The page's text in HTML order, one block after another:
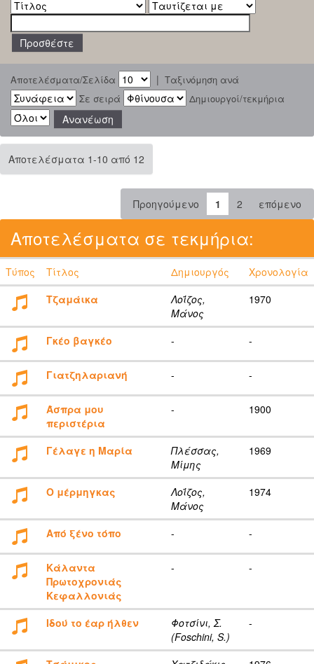
Αποτελέσματα/Σελίδα | Ταξινόμηση ανά
Σε σειρά
Δημιουργοί/τεκμήρια
Αποτελέσματα 1-10 από 12
Προηγούμενο 1 2 επόμενο
Αποτελέσματα σε τεκμήρια:
Τύπος Τίτλος Δημιουργός
Χρονολογία
Τζαμάικα
Λοΐζος,
Μάνος
1970
Γκέο βαγκέο - -
Γιατζηλαριανή - -
Άσπρα μου
περιστέρια
- 1900
Γέλαγε η Μαρία
Πλέσσας,
Μίμης
1969
Ο μέρμηγκας
Λοΐζος,
Μάνος
1974
Από ξένο τόπο - -
Κάλαντα
Πρωτοχρονιάς
Κεφαλλονιάς
- -
Ιδού το έαρ ήλθεν
Φοτσίνι, Σ.
(Foschini, S.)
-